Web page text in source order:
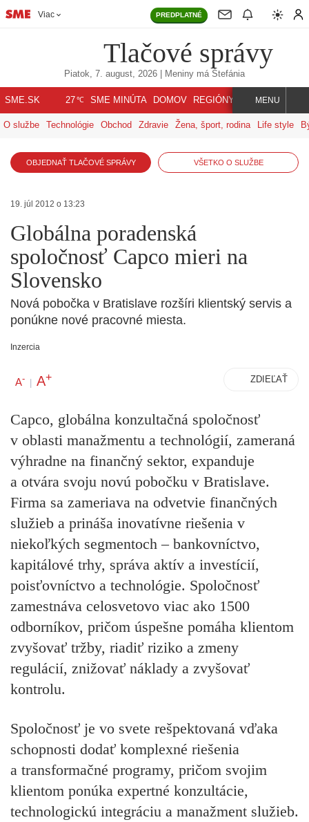
Viac PREDPLATNÉ
Tlačové správy
Piatok, 7. august, 2026 | Meniny má Štefánia
SME.SK 27℃ SME MINÚTA DOMOV REGIÓNY INDEX SVET
MENU
O službe Technológie Obchod Zdravie Žena, šport, rodina Life style
OBJEDNAŤ TLAČOVÉ SPRÁVY VŠETKO O SLUŽBE
19. júl 2012 o 13:23
Globálna poradenská
spoločnosť Capco mieri na
Slovensko
Nová pobočka v Bratislave rozšíri klientský servis a
ponúkne nové pracovné miesta.
Inzercia
A- | A+ ZDIEĽAŤ
Capco, globálna konzultačná spoločnosť
v oblasti manažmentu a technológií, zameraná
výhradne na finančný sektor, expanduje
a otvára svoju novú pobočku v Bratislave.
Firma sa zameriava na odvetvie finančných
služieb a prináša inovatívne riešenia v
niekoľkých segmentoch – bankovníctvo,
kapitálové trhy, správa aktív a investícií,
poisťovníctvo a technológie. Spoločnosť
zamestnáva celosvetovo viac ako 1500
odborníkov, pričom úspešne pomáha klientom
zvyšovať tržby, riadiť riziko a zmeny
regulácií, znižovať náklady a zvyšovať
kontrolu.
Spoločnosť je vo svete rešpektovaná vďaka
schopnosti dodať komplexné riešenia
a transformačné programy, pričom svojim
klientom ponúka expertné konzultácie,
technologickú integráciu a manažment služieb.